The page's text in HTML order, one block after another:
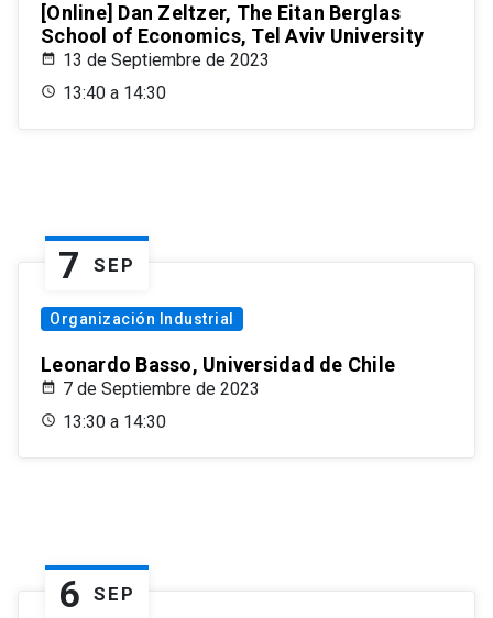
[Online] Dan Zeltzer, The Eitan Berglas
School of Economics, Tel Aviv University
13 de Septiembre de 2023
13:40 a 14:30
7 SEP
Organización Industrial
Leonardo Basso, Universidad de Chile
7 de Septiembre de 2023
13:30 a 14:30
6 SEP